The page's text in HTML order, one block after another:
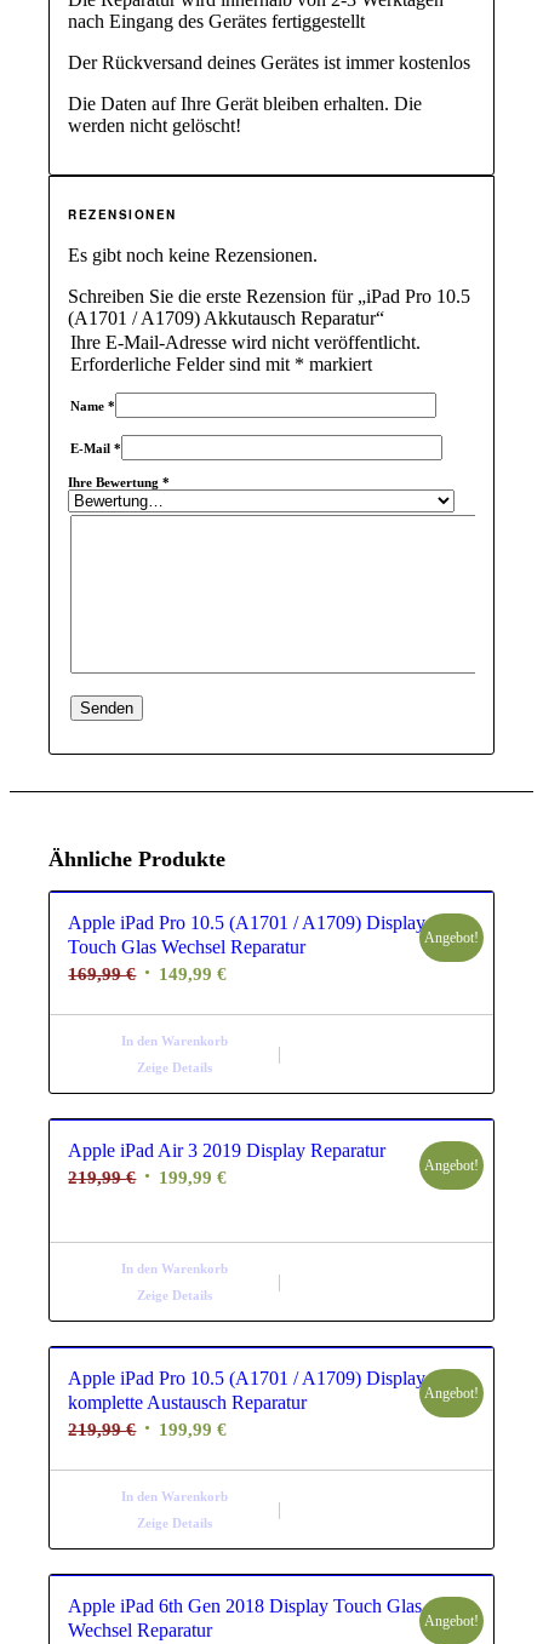
nach Eingang des Gerätes fertiggestellt
Der Rückversand deines Gerätes ist immer kostenlos
Die Daten auf Ihre Gerät bleiben erhalten. Die
werden nicht gelöscht!
REZENSIONEN
Es gibt noch keine Rezensionen.
Schreiben Sie die erste Rezension für „iPad Pro 10.5
(A1701 / A1709) Akkutausch Reparatur“
Ihre E-Mail-Adresse wird nicht veröffentlicht.
Erforderliche Felder sind mit * markiert
Name*
E-Mail*
Ihre Bewertung*
Ähnliche Produkte
Apple iPad Pro 10.5 (A1701 / A1709) Display
Touch Glas Wechsel Reparatur
169,99€ Ursprünglicher
169,99 €
149,99€Aktueller
149,99 €.
Angebot!
In den Warenkorb
Zeige Details
Apple iPad Air 3 2019 Display Reparatur
219,99€ Ursprünglicher
219,99 €
199,99€Aktueller
199,99 €.
Angebot!
In den Warenkorb
Zeige Details
Apple iPad Pro 10.5 (A1701 / A1709) Display
komplette Austausch Reparatur
219,99€ Ursprünglicher
219,99 €
199,99€Aktueller
199,99 €.
Angebot!
In den Warenkorb
Zeige Details
Apple iPad 6th Gen 2018 Display Touch Glas
Wechsel Reparatur
Angebot!